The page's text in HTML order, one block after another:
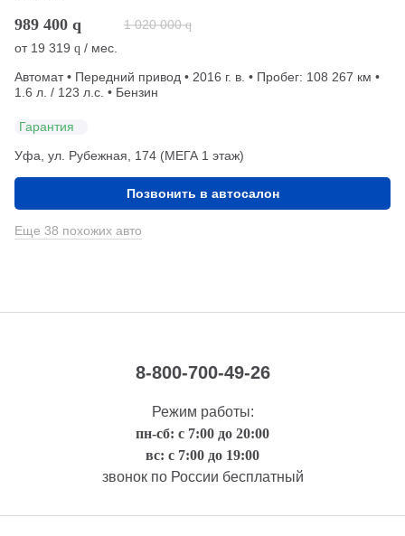
989 400 q 1 020 000 q
от 19 319 q / мес.
Автомат • Передний привод • 2016 г. в. • Пробег: 108 267 км •
1.6 л. / 123 л.с. • Бензин
Гарантия
Уфа, ул. Рубежная, 174 (МЕГА 1 этаж)
Позвонить в автосалон
Еще 38 похожих авто
8-800-700-49-26
Режим работы:
пн-сб: с 7:00 до 20:00
вс: с 7:00 до 19:00
звонок по России бесплатный